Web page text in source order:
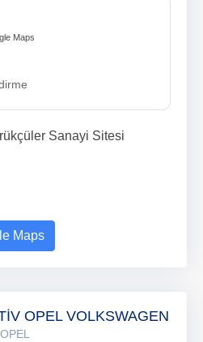
Maps
Sanayi Sitesi
Maps
OPEL VOLKSWAGEN